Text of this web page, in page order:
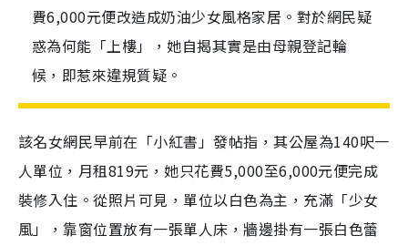
費6,000元便改造成奶油少女風格家居。對於網民疑
惑為何能「上樓」，她自揭其實是由母親登記輪
候，即惹來違規質疑。
該名女網民早前在「小紅書」發帖指，其公屋為140呎一
人單位，月租819元，她只花費5,000至6,000元便完成
裝修入住。從照片可見，單位以白色為主，充滿「少女
風」，靠窗位置放有一張單人床，牆邊掛有一張白色蕾